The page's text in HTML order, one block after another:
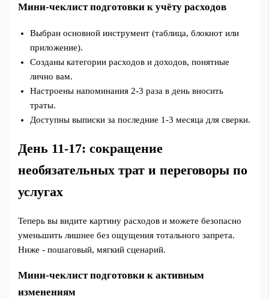
Мини‑чеклист подготовки к учёту расходов
Выбран основной инструмент (таблица, блокнот или
приложение).
Созданы категории расходов и доходов, понятные
лично вам.
Настроены напоминания 2-3 раза в день вносить
траты.
Доступны выписки за последние 1-3 месяца для сверки.
День 11-17: сокращение
необязательных трат и переговоры по
услугах
Теперь вы видите картину расходов и можете безопасно
уменьшить лишнее без ощущения тотального запрета.
Ниже - пошаговый, мягкий сценарий.
Мини‑чеклист подготовки к активным
изменениям